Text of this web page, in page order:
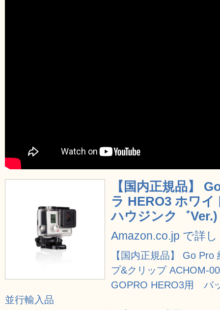
【国内正規品】
ラ HERO3 ホワ
ハウジンク゛
Amazon.co.jp で詳
【国内正規品】 Go
プ&クリップ ACHOM-
GOPRO HERO3用
並行輸入品